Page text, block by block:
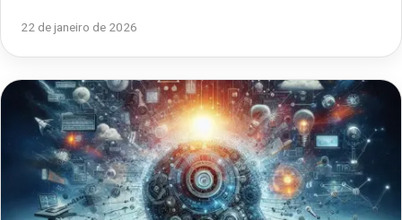
22 de janeiro de 2026